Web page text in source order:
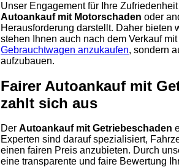
Unser Engagement für Ihre
Autoankauf mit Motorschaden oder
Herausforderung darstellt. Daher bieten
stehen Ihnen auch nach dem Verkauf
Gebrauchtwagen anzukaufen, sondern
aufzubauen.
Fairer Autoankauf mit
zahlt sich aus
Der Autoankauf mit Getriebeschaden
Experten sind darauf spezialisiert,
einen fairen Preis anzubieten. Durch
eine transparente und faire Bewertung